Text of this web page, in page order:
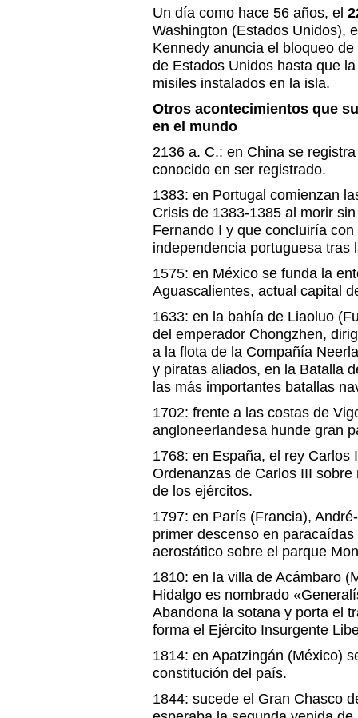
Un día como hace 56 años, el
Washington (Estados Unidos),
Kennedy anuncia el bloqueo
de Estados Unidos hasta que
misiles instalados en la isla.
Otros acontecimientos que
en el mundo
2136 a. C.: en China se
conocido en ser registrado.
1383: en Portugal comienzan
Crisis de 1383-1385 al morir
Fernando I y que concluiría
independencia portuguesa tras
1575: en México se funda la
Aguascalientes, actual capital
1633: en la bahía de Liaoluo
del emperador Chongzhen,
a la flota de la Compañía
y piratas aliados, en la Batalla
las más importantes batallas
1702: frente a las costas de
angloneerlandesa hunde gran
1768: en España, el rey Carlos
Ordenanzas de Carlos III
de los ejércitos.
1797: en París (Francia),
primer descenso en
aerostático sobre el parque
1810: en la villa de Acámbaro
Hidalgo es nombrado
Abandona la sotana y porta el
forma el Ejército Insurgente
1814: en Apatzingán (México)
constitución del país.
1844: sucede el Gran Chasco